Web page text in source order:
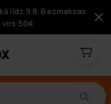
līdz 9.8. Bezmaksas
virs 50€